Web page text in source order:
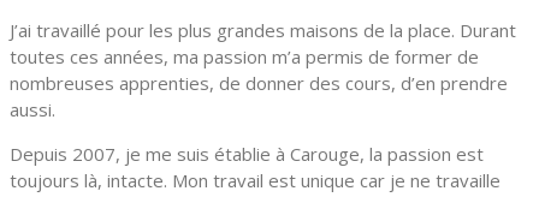
J’ai travaillé pour les plus grandes maisons de la place. Durant
toutes ces années, ma passion m’a permis de former de
nombreuses apprenties, de donner des cours, d’en prendre
aussi.
Depuis 2007, je me suis établie à Carouge, la passion est
toujours là, intacte. Mon travail est unique car je ne travaille